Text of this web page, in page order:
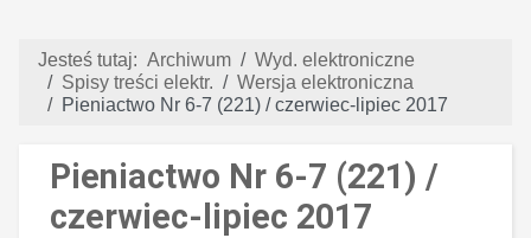
Jesteś tutaj: Archiwum
Wyd. elektroniczne
Spisy treści elektr.
Wersja elektroniczna
Pieniactwo Nr 6-7 (221) / czerwiec-lipiec 2017
Pieniactwo Nr 6-7 (221) /
czerwiec-lipiec 2017